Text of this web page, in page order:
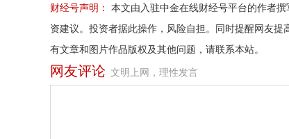
财经号声明：
本文由入驻中金在线财经号平台的作者
资建议。投资者据此操作，风险自担。同时提醒网友
有文章和图片作品版权及其他问题，请联系本站。
网友评论 文明上网，理性发言